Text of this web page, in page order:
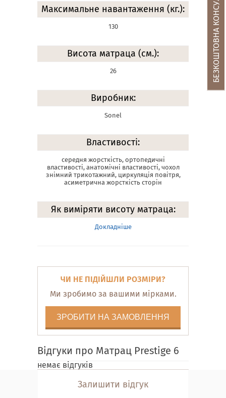
Максимальне навантаження (кг.):
130
Висота матраца (см.):
26
Виробник:
Sonel
Властивості:
середня жорсткість, ортопедичні
властивості, анатомічні властивості, чохол
знімний трикотажний, циркуляція повітря,
асиметрична жорсткість сторін
Як виміряти висоту матраца:
Докладніше
ЧИ НЕ ПІДІЙШЛИ РОЗМІРИ?
Ми зробимо за вашими мірками.
ЗРОБИТИ НА ЗАМОВЛЕННЯ
Відгуки про Матрац Prestige 6
немає відгуків
Залишити відгук
БЕЗКОШТОВНА КОНСУЛЬТАЦІЯ